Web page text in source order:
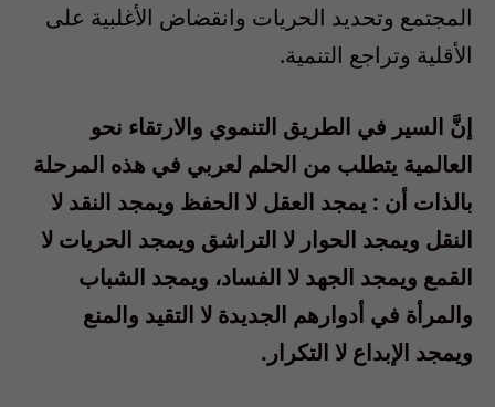
المجتمع وتحديد الحريات وانقضاض الأغلبية على
الأقلية وتراجع التنمية.
إنَّ السير في الطريق التنموي والارتقاء نحو
العالمية يتطلب من الحلم لعربي في هذه المرحلة
بالذات أن : يمجد العقل لا الحفظ ويمجد النقد لا
النقل ويمجد الحوار لا التراشق ويمجد الحريات لا
القمع ويمجد الجهد لا الفساد، ويمجد الشباب
والمرأة في أدوارهم الجديدة لا التقيد والمنع
ويمجد الإبداع لا التكرار.